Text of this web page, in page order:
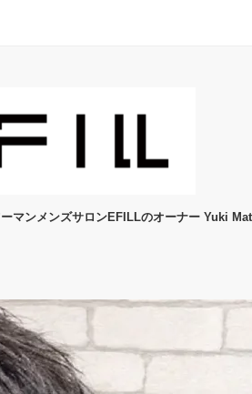
マンメンズサロンEFILLのオーナー Yuki